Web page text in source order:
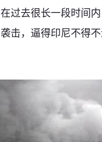
过去很长一段时间
击，逼得印尼不得